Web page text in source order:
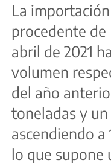
La
procedente de
abril de 2021
volumen
del año
toneladas y un
ascendiendo a
lo que supone